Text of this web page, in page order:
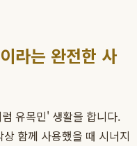
라는 완전한 사
유목민' 생활을 합니다.
함께 사용했을 때 시너지